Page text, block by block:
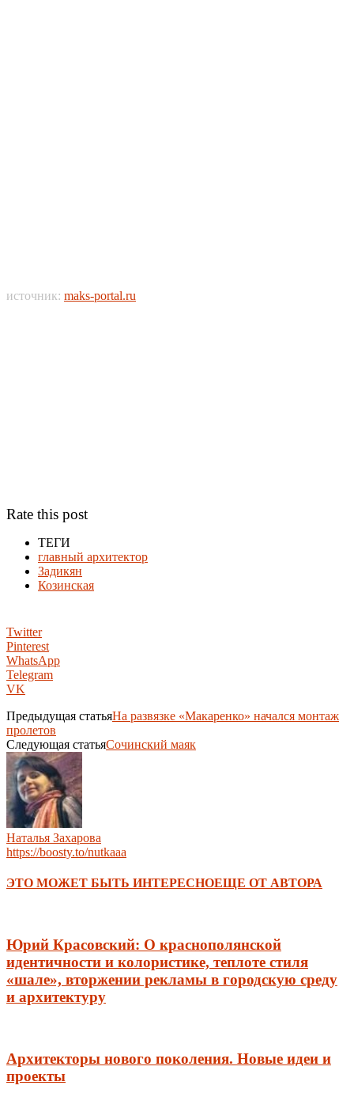
источник: maks-portal.ru
Rate this post
ТЕГИ
главный архитектор
Задикян
Козинская
Twitter
Pinterest
WhatsApp
Telegram
VK
Предыдущая статьяНа развязке «Макаренко» начался монтаж
пролетов
Следующая статьяСочинский маяк
Наталья Захарова
https://boosty.to/nutkaaa
ЭТО МОЖЕТ БЫТЬ ИНТЕРЕСНОЕЩЕ ОТ АВТОРА
Юрий Красовский: О краснополянской
идентичности и колористике, теплоте стиля
«шале», вторжении рекламы в городскую среду
и архитектуру
Архитекторы нового поколения. Новые идеи и
проекты